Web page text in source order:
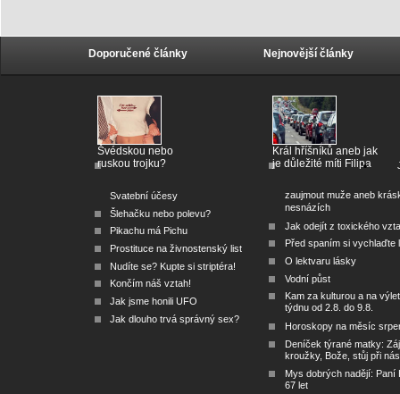
Doporučené články
Švédskou nebo
ruskou trojku?
Svatební účesy
Šlehačku nebo polevu?
Pikachu má Pichu
Prostituce na živnostenský list
Nudíte se? Kupte si striptéra!
Končím náš vztah!
Jak jsme honili UFO
Jak dlouho trvá správný sex?
Nejnovější články
Král hříšníků aneb jak
je důležité míti Filipa
zaujmout muže aneb
nesnázích
Jak odejít z toxického
Před spaním si vychlaďte
O lektvaru lásky
Vodní půst
Kam za kulturou a na
týdnu od 2.8. do 9.8.
Horoskopy na měsíc
Deníček týrané matky:
kroužky, Bože, stůj při nás
Mys dobrých nadějí: Paní
67 let